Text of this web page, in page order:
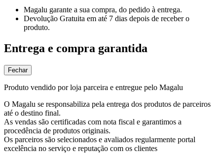
Magalu garante a sua compra, do pedido à entrega.
Devolução Gratuita em até 7 dias depois de receber o
produto.
Entrega e compra garantida
Fechar
Produto vendido por loja parceira e entregue pelo Magalu
O Magalu se responsabiliza pela entrega dos produtos de parceiros
até o destino final.
As vendas são certificadas com nota fiscal e garantimos a
procedência de produtos originais.
Os parceiros são selecionados e avaliados regularmente portal
excelência no serviço e reputação com os clientes